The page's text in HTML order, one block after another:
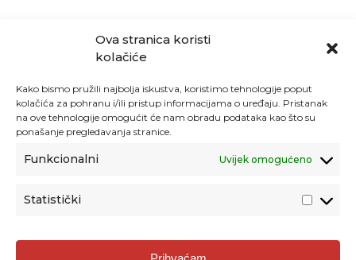
Ova stranica koristi
kolačiće
Kako bismo pružili najbolja iskustva, koristimo tehnologije poput
kolačića za pohranu i/ili pristup informacijama o uređaju. Pristanak
na ove tehnologije omogućit će nam obradu podataka kao što su
ponašanje pregledavanja stranice.
Funkcionalni Uvijek omogućeno
Statistički
Agencija za odgoj i obrazovanje